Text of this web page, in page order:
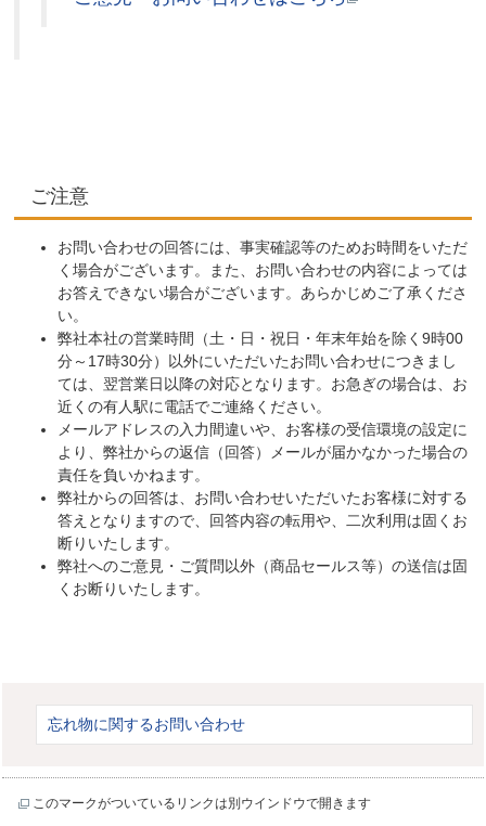
ご注意
お問い合わせの回答には、事実確認等のためお時間をいただ
く場合がございます。また、お問い合わせの内容によっては
お答えできない場合がございます。あらかじめご了承くださ
い。
弊社本社の営業時間（土・日・祝日・年末年始を除く9時00
分～17時30分）以外にいただいたお問い合わせにつきまし
ては、翌営業日以降の対応となります。お急ぎの場合は、お
近くの有人駅に電話でご連絡ください。
メールアドレスの入力間違いや、お客様の受信環境の設定に
より、弊社からの返信（回答）メールが届かなかった場合の
責任を負いかねます。
弊社からの回答は、お問い合わせいただいたお客様に対する
答えとなりますので、回答内容の転用や、二次利用は固くお
断りいたします。
弊社へのご意見・ご質問以外（商品セールス等）の送信は固
くお断りいたします。
忘れ物に関するお問い合わせ
このマークがついているリンクは別ウインドウで開きます